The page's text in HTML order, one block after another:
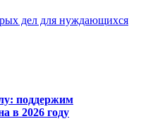
дел для нуждающихся
поддержим
в 2026 году